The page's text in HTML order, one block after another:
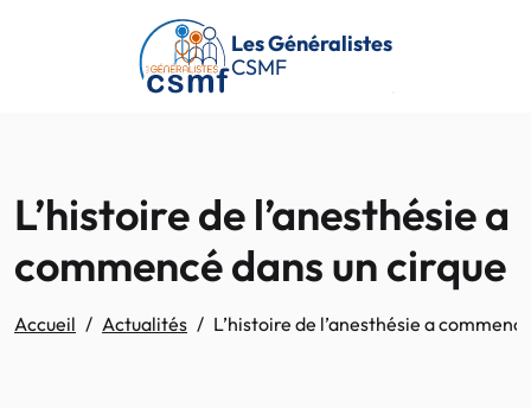
Passer au contenu principal
Les Généralistes
CSMF
L’histoire de l’anesthésie a
commencé dans un cirque
Accueil Actualités L’histoire de l’anesthésie a